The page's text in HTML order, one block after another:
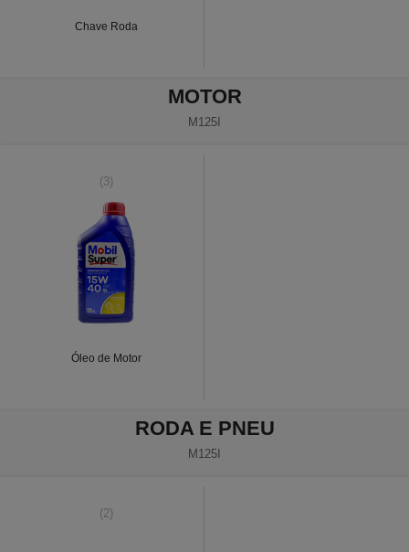
Chave Roda
MOTOR
M125I
(3)
Óleo de Motor
RODA E PNEU
M125I
(2)